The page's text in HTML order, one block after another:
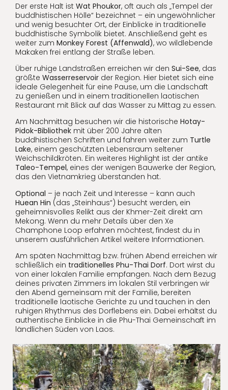
Der erste Halt ist Wat Phoukor, oft auch als „Tempel der
buddhistischen Hölle“ bezeichnet – ein ungewöhnlicher
und wenig besuchter Ort, der Einblicke in traditionelle
buddhistische Symbolik bietet. Anschließend geht es
weiter zum Monkey Forest (Affenwald), wo wildlebende
Makaken frei entlang der Straße leben.
Über ruhige Landstraßen erreichen wir den Sui-See, das
größte Wasserreservoir der Region. Hier bietet sich eine
ideale Gelegenheit für eine Pause, um die Landschaft
zu genießen und in einem traditionellen laotischen
Restaurant mit Blick auf das Wasser zu Mittag zu essen.
Am Nachmittag besuchen wir die historische Hotay-
Pidok-Bibliothek mit über 200 Jahre alten
buddhistischen Schriften und fahren weiter zum Turtle
Lake, einem geschützten Lebensraum seltener
Weichschildkröten. Ein weiteres Highlight ist der antike
Taleo-Tempel, eines der wenigen Bauwerke der Region,
das den Vietnamkrieg überstanden hat.
Optional – je nach Zeit und Interesse – kann auch
Huean Hin (das „Steinhaus“) besucht werden, ein
geheimnisvolles Relikt aus der Khmer-Zeit direkt am
Mekong. Wenn du mehr Details über den Xe
Champhone Loop erfahren möchtest, findest du in
unserem ausführlichen Artikel weitere Informationen.
Am späten Nachmittag bzw. frühen Abend erreichen wir
schließlich ein traditionelles Phu-Thai Dorf. Dort wirst du
von einer lokalen Familie empfangen. Nach dem Bezug
deines privaten Zimmers im lokalen Stil verbringen wir
den Abend gemeinsam mit der Familie, bereiten
traditionelle laotische Gerichte zu und tauchen in den
ruhigen Rhythmus des Dorflebens ein. Dabei erhältst du
authentische Einblicke in die Phu-Thai Gemeinschaft im
ländlichen Süden von Laos.